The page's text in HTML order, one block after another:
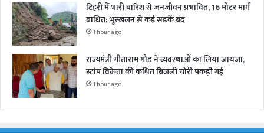
टिहरी में भारी बारिश से जनजीवन प्रभावित, 16 मोटर मार्ग
बाधित; भूस्खलन से कई सड़कें बंद
1 hour ago
राज्यमंत्री गीताराम गौड़ ने व्यवस्थाओं का लिया जायजा,
स्टांप विक्रेता की कथित बिजली चोरी पकड़ी गई
1 hour ago